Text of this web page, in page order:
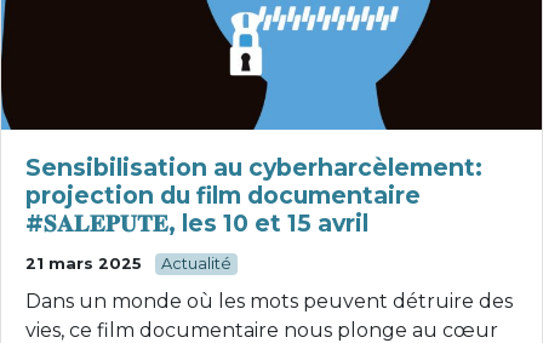
Sensibilisation au cyberharcèlement:
projection du film documentaire
#𝐒𝐀𝐋𝐄𝐏𝐔𝐓𝐄, les 10 et 15 avril
21 mars 2025 Actualité
Dans un monde où les mots peuvent détruire des
vies, ce film documentaire nous plonge au cœur